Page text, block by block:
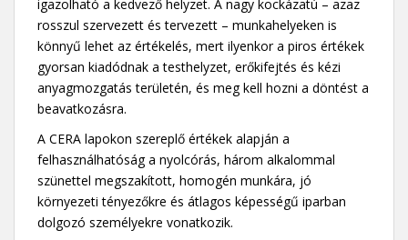
igazolható a kedvező helyzet. A nagy kockázatú – azaz
rosszul szervezett és tervezett – munkahelyeken is
könnyű lehet az értékelés, mert ilyenkor a piros értékek
gyorsan kiadódnak a testhelyzet, erőkifejtés és kézi
anyagmozgatás területén, és meg kell hozni a döntést a
beavatkozásra.
A CERA lapokon szereplő értékek alapján a
felhasználhatóság a nyolcórás, három alkalommal
szünettel megszakított, homogén munkára, jó
környezeti tényezőkre és átlagos képességű iparban
dolgozó személyekre vonatkozik.